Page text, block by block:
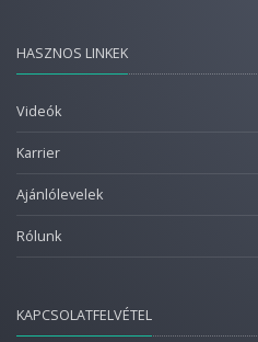
HASZNOS LINKEK
Videók
Karrier
Ajánlólevelek
Rólunk
KAPCSOLATFELVÉTEL